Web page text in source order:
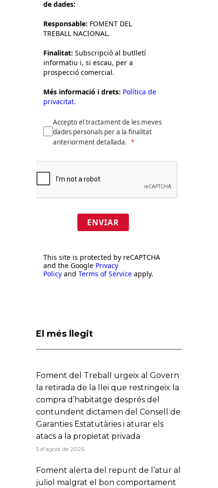
de dades:
Responsable: FOMENT DEL
TREBALL NACIONAL.
Finalitat: Subscripció al butlletí
informatiu i, si escau, per a
prospecció comercial.
Més informació i drets: Política de
privacitat.
Accepto el tractament de les meves
dades personals per a la finalitat
anteriorment detallada.
ENVIAR
This site is protected by reCAPTCHA
and the Google Privacy
Policy and Terms of Service apply.
El més llegit
Foment del Treball urgeix al Govern
la retirada de la llei que restringeix la
compra d’habitatge després del
contundent dictamen del Consell de
Garanties Estatutàries i aturar els
atacs a la propietat privada
5 d'agost de 2026
Foment alerta del repunt de l’atur al
juliol malgrat el bon comportament